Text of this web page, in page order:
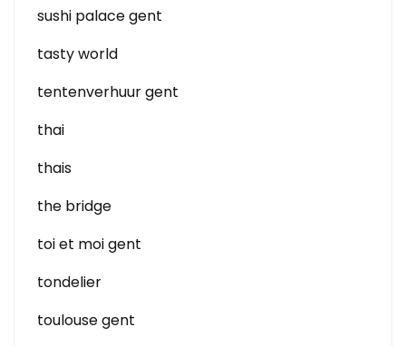
sushi palace gent
tasty world
tentenverhuur gent
thai
thais
the bridge
toi et moi gent
tondelier
toulouse gent